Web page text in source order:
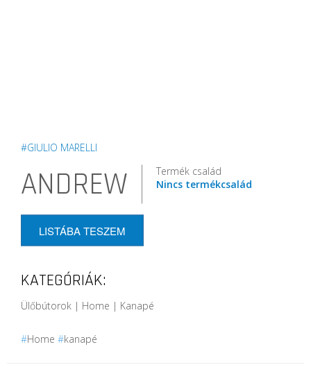
#GIULIO MARELLI
ANDREW
Termék család
Nincs termékcsalád
LISTÁBA TESZEM
KATEGÓRIÁK:
Ülőbútorok | Home | Kanapé
#Home #kanapé